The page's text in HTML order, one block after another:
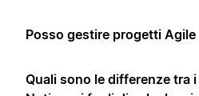
Posso gestire progetti
Quali sono le differenze tra